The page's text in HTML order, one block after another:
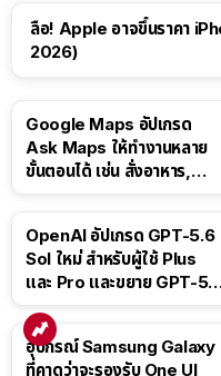
ลือ! Apple อาจขึ้นราคา
2026)
Google Maps อัปเกรด
Ask Maps ให้ทำงานหลาย
ขั้นตอนได้ เช่น สั่งอาหาร,
OpenAI อัปเกรด GPT-5.6
Sol ใหม่ สำหรับผู้ใช้ Plus
และ Pro และขยาย GPT-
อุปกรณ์ Samsung Galaxy
ที่คาดว่าจะรองรับ One UI